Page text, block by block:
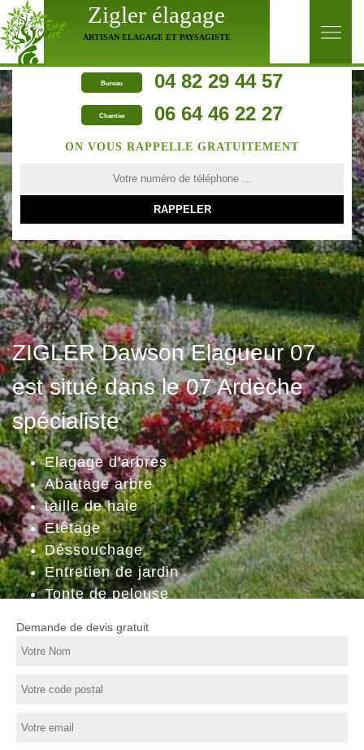
Zigler élagage
ARTISAN ELAGAGE ET PAYSAGISTE
Bureau 04 82 29 44 57
Chantier 06 64 46 22 27
ZIGLER Dawson Elagueur 07
est situé dans le 07 Ardèche
spécialiste
Elagage d'arbres
Abattage arbre
taille de haie
Etêtage
Déssouchage
Entretien de jardin
Tonte de pelouse
ON VOUS RAPPELLE GRATUITEMENT
Demande de devis gratuit